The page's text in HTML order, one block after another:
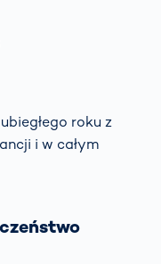
roku z
i w całym